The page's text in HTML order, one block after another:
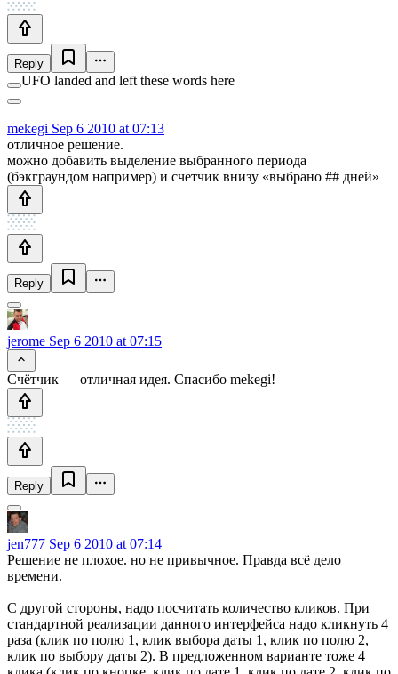
Reply
UFO landed and left these words here
mekegi Sep 6 2010 at 07:13
отличное решение.
можно добавить выделение выбранного периода
(бэкграундом например) и счетчик внизу «выбрано ## дней»
Reply
jerome Sep 6 2010 at 07:15
Счётчик — отличная идея. Спасибо mekegi!
Reply
jen777 Sep 6 2010 at 07:14
Решение не плохое. но не привычное. Правда всё дело
времени.
С другой стороны, надо посчитать количество кликов. При
стандартной реализации данного интерфейса надо кликнуть 4
раза (клик по полю 1, клик выбора даты 1, клик по полю 2,
клик по выбору даты 2). В предложенном варианте тоже 4